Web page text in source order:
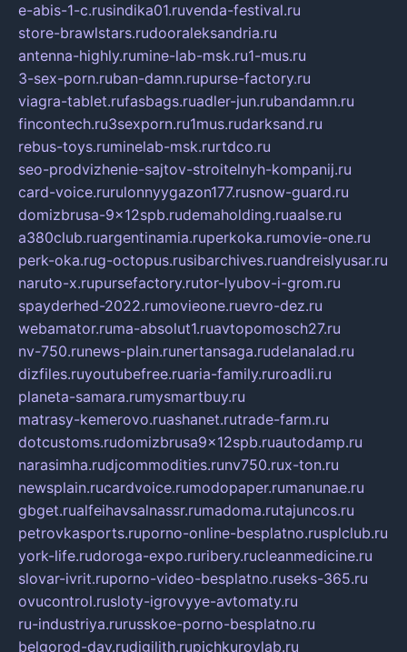
e-abis-1-c.rusindika01.ruvenda-festival.ru
store-brawlstars.rudooraleksandria.ru
antenna-highly.rumine-lab-msk.ru1-mus.ru
3-sex-porn.ruban-damn.rupurse-factory.ru
viagra-tablet.rufasbags.ruadler-jun.rubandamn.ru
fincontech.ru3sexporn.ru1mus.rudarksand.ru
rebus-toys.ruminelab-msk.rurtdco.ru
seo-prodvizhenie-sajtov-stroitelnyh-kompanij.ru
card-voice.rurulonnyygazon177.rusnow-guard.ru
domizbrusa-9x12spb.rudemaholding.ruaalse.ru
a380club.ruargentinamia.ruperkoka.rumovie-one.ru
perk-oka.rug-octopus.rusibarchives.ruandreislyusar.ru
naruto-x.rupursefactory.rutor-lyubov-i-grom.ru
spayderhed-2022.rumovieone.ruevro-dez.ru
webamator.ruma-absolut1.ruavtopomosch27.ru
nv-750.runews-plain.runertansaga.rudelanalad.ru
dizfiles.ruyoutubefree.ruaria-family.ruroadli.ru
planeta-samara.rumysmartbuy.ru
matrasy-kemerovo.ruashanet.rutrade-farm.ru
dotcustoms.rudomizbrusa9x12spb.ruautodamp.ru
narasimha.rudjcommodities.runv750.rux-ton.ru
newsplain.rucardvoice.rumodopaper.rumanunae.ru
gbget.rualfeihavsalnassr.rumadoma.rutajuncos.ru
petrovkasports.ruporno-online-besplatno.rusplclub.ru
york-life.rudoroga-expo.ruribery.rucleanmedicine.ru
slovar-ivrit.ruporno-video-besplatno.ruseks-365.ru
ovucontrol.rusloty-igrovyye-avtomaty.ru
ru-industriya.rurusskoe-porno-besplatno.ru
belgorod-day.rudigilith.rupichkurovlab.ru